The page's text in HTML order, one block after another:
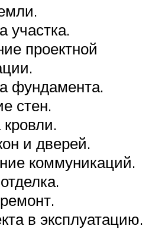
участка.
проектной
фундамента.
стен.
кровли.
и дверей.
коммуникаций.
в эксплуатацию.